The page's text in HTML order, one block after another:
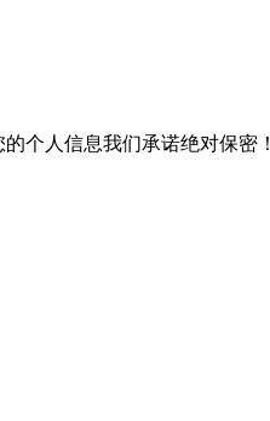
个人信息我们承诺绝对保密！